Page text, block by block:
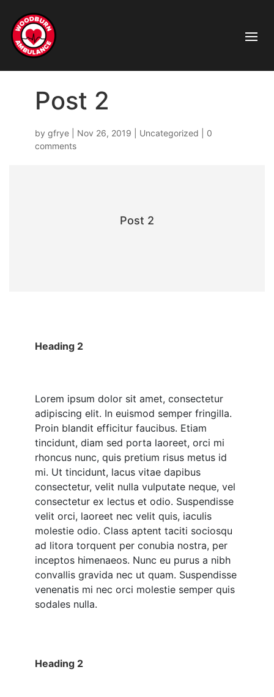
Post 2
by gfrye| Nov 26, 2019 Uncategorized
0
comments
Post 2
Heading 2
Lorem ipsum dolor sit amet, consectetur
adipiscing elit. In euismod semper fringilla.
Proin blandit efficitur faucibus. Etiam
tincidunt, diam sed porta laoreet, orci mi
rhoncus nunc, quis pretium risus metus id
mi. Ut tincidunt, lacus vitae dapibus
consectetur, velit nulla vulputate neque, vel
consectetur ex lectus et odio. Suspendisse
velit orci, laoreet nec velit quis, iaculis
molestie odio. Class aptent taciti sociosqu
ad litora torquent per conubia nostra, per
inceptos himenaeos. Nunc eu purus a nibh
convallis gravida nec ut quam. Suspendisse
venenatis mi nec orci molestie semper quis
sodales nulla.
Heading 2